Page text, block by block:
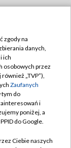
zgody na
danych,
ich
osobowych przez
„TVP”),
Zaufanych
tym do
i
poniżej, a
do Google.
Ciebie naszych